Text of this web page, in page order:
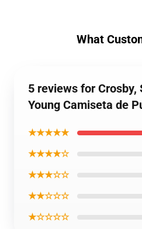
What
5 reviews for Crosby,
Young Camiseta de
★★★★★
★★★★☆
★★★☆☆
★★☆☆☆
★☆☆☆☆